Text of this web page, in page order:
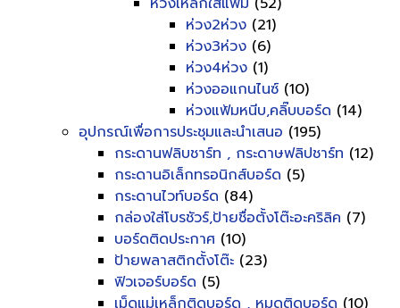
ห่วง2ห่วง (21)
ห่วง3ห่วง (6)
ห่วง4ห่วง (1)
ห่วงออแกนไนซ์ (10)
ห่วงแฟ้มหนีบ,คลิ๊บบอร์ด (14)
อุปกรณ์เพื่อการประชุมและนำเสนอ (195)
กระดานฟลิบชาร์ท , กระดาษฟลิปชาร์ท (12)
กระดานอิเล็กทรอนิกส์บอร์ด (5)
กระดานไวท์บอร์ด (84)
กล่องใส่โบรชัวร์,ป้ายชื่อตั้งโต๊ะอะคริลิค (7)
บอร์ดติดประกาศ (10)
ป้ายพลาสติกตั้งโต๊ะ (23)
ฟิวเจอร์บอร์ด (5)
เม็ดแม่เหล็กติดบอร์ด , หมุดติดบอร์ด (10)